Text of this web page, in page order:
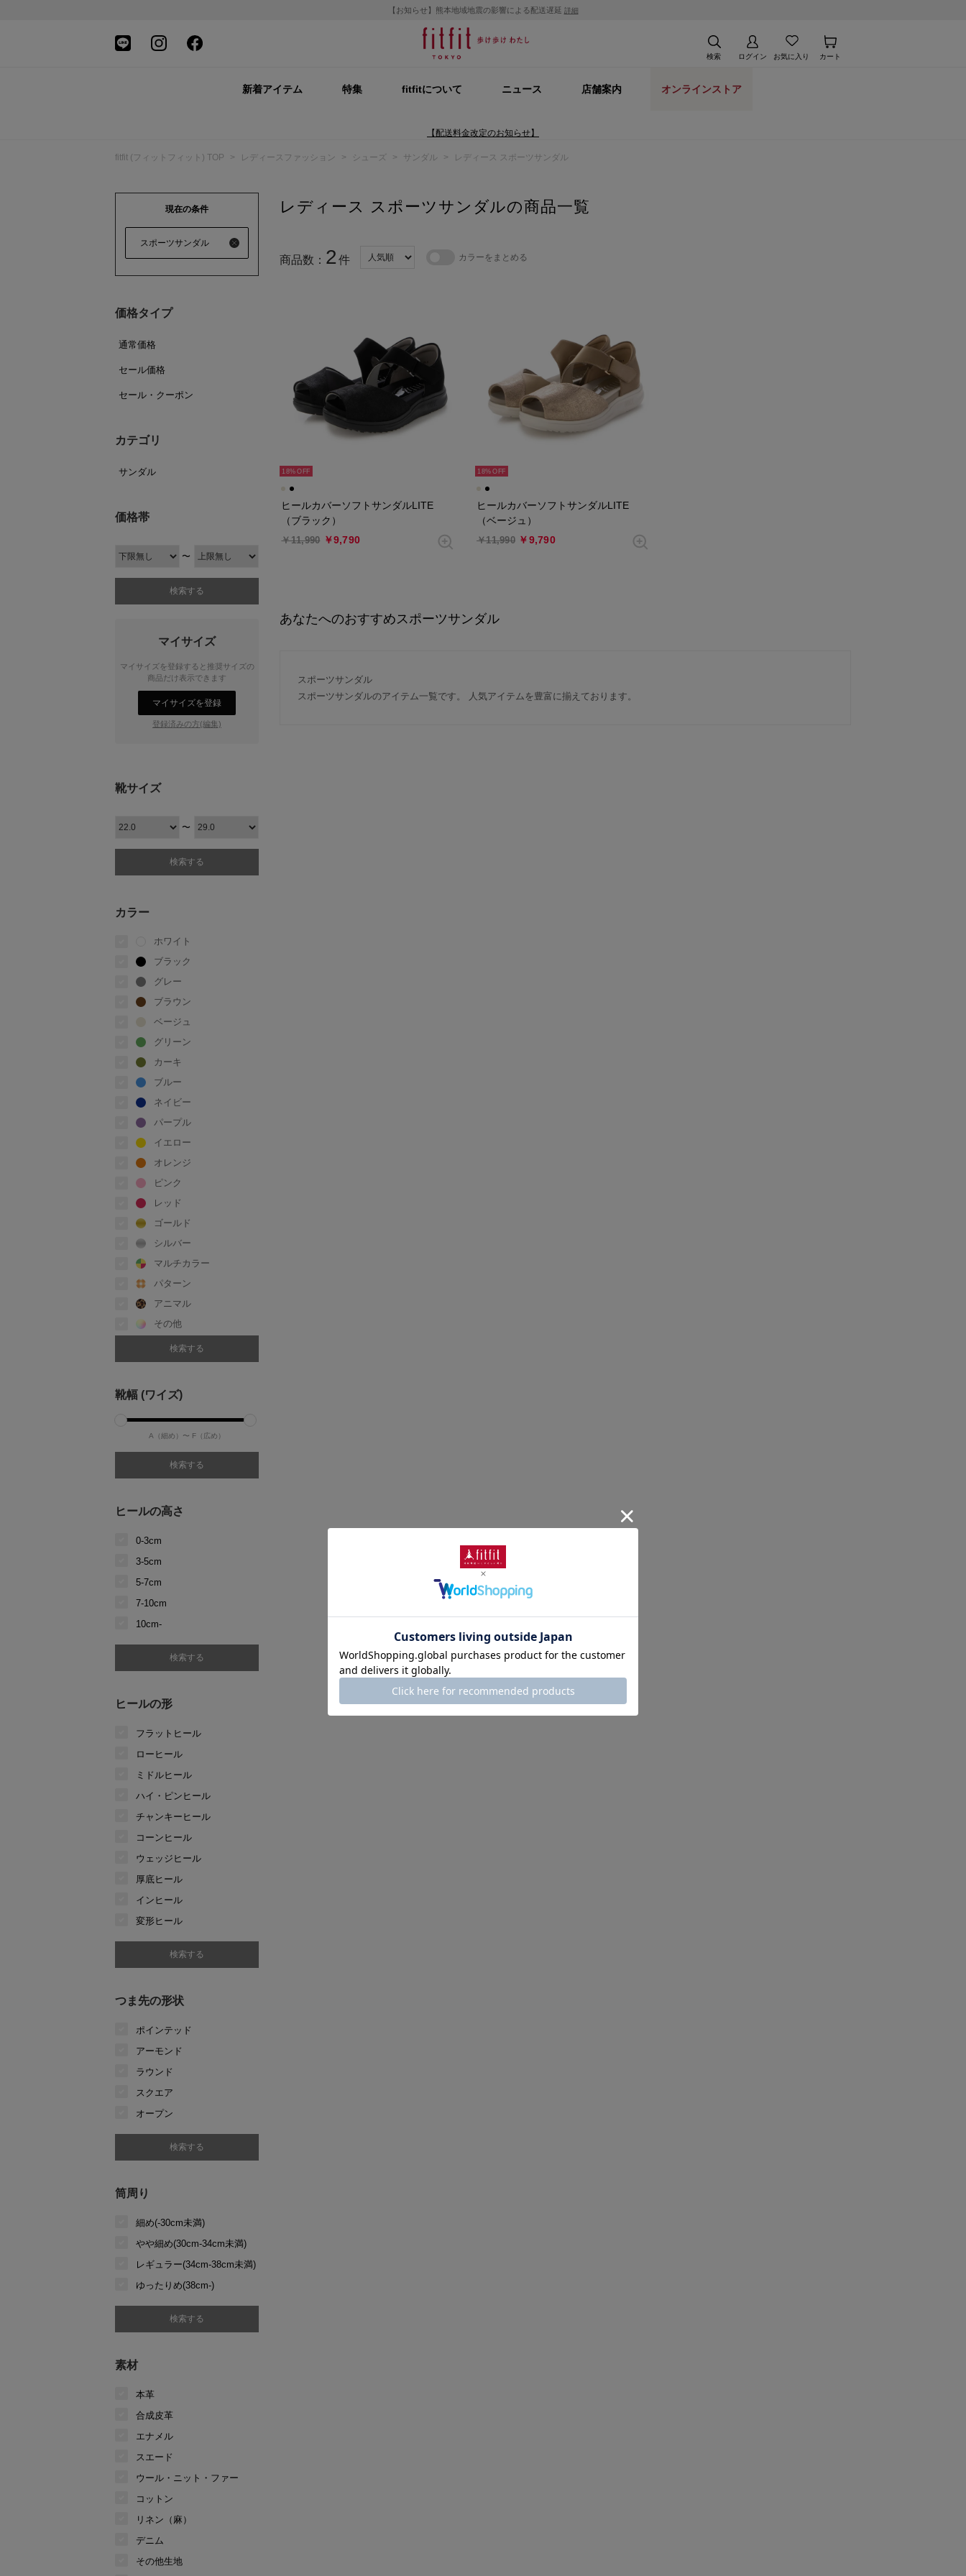
【お知らせ】熊本地域地震の影響による配送遅延 詳細
検索 ログイン お気に入り カート
新着アイテム 特集 fitfitについて ニュース 店舗案内 オンラインストア
【配送料金改定のお知らせ】
fitfit (フィットフィット) TOP > レディースファッション > シューズ > サンダル > レディース スポーツサンダル
現在の条件
スポーツサンダル
価格タイプ
通常価格
セール価格
セール・クーポン
カテゴリ
サンダル
価格帯
〜
マイサイズ
マイサイズを登録すると推奨サイズの
商品だけ表示できます
マイサイズを登録
登録済みの方(編集)
靴サイズ
〜
カラー
ホワイト
ブラック
グレー
ブラウン
ベージュ
グリーン
カーキ
ブルー
ネイビー
パープル
イエロー
オレンジ
ピンク
レッド
ゴールド
シルバー
マルチカラー
パターン
アニマル
その他
靴幅 (ワイズ)
A（細め）〜 F（広め）
ヒールの高さ
0-3cm
3-5cm
5-7cm
7-10cm
10cm-
ヒールの形
フラットヒール
ローヒール
ミドルヒール
ハイ・ピンヒール
チャンキーヒール
コーンヒール
ウェッジヒール
厚底ヒール
インヒール
変形ヒール
つま先の形状
ポインテッド
アーモンド
ラウンド
スクエア
オープン
筒周り
細め(-30cm未満)
やや細め(30cm-34cm未満)
レギュラー(34cm-38cm未満)
ゆったりめ(38cm-)
素材
本革
合成皮革
エナメル
スエード
ウール・ニット・ファー
コットン
リネン（麻）
デニム
その他生地
レディース スポーツサンダルの商品一覧
商品数： 2 件 カラーをまとめる
18%
ヒールカバーソフトサンダルLITE
（ブラック）
￥11,990 ￥9,790
18%
ヒールカバーソフトサンダルLITE
（ベージュ）
￥11,990 ￥9,790
あなたへのおすすめスポーツサンダル
スポーツサンダル
スポーツサンダルのアイテム一覧です。 人気アイテムを豊富に揃えております。